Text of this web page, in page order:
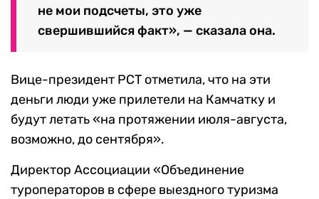
не мои подсчеты, это уже
свершившийся факт», — сказала она.
Вице-президент РСТ отметила, что на эти
деньги люди уже прилетели на Камчатку и
будут летать «на протяжении июля-августа,
возможно, до сентября».
Директор Ассоциации «Объединение
туроператоров в сфере выездного туризма